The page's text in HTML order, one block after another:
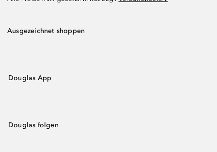
Ausgezeichnet shoppen
Douglas App
Douglas folgen